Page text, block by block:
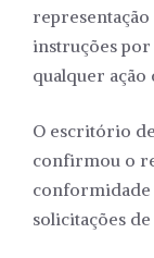
representação
instruções por
qualquer ação
O escritório
confirmou o
conformidade
solicitações